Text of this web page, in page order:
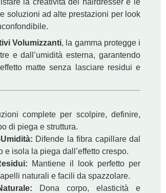
Modellante, 75ml
soluzioni ad alte prestazioni per look
Volumizzanti, la gamma protegge i
e dall’umidità esterna, garantendo
matte senza lasciare residui e
complete per scolpire, definire,
di piega e struttura.
Difende la fibra capillare dal
isola la piega dall’effetto crespo.
Mantiene il look perfetto per
naturali e facili da spazzolare.
Dona corpo, elasticità e